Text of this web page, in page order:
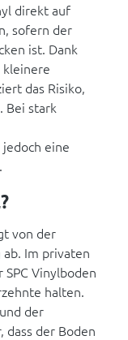
direkt auf
sofern der
ist. Dank
kleinere
das Risiko,
Bei stark
eine
von der
Im privaten
Vinylboden
halten.
der
dass der Boden